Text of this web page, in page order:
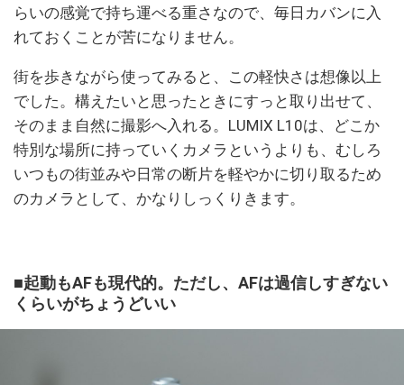
らいの感覚で持ち運べる重さなので、毎日カバンに入
れておくことが苦になりません。
街を歩きながら使ってみると、この軽快さは想像以上
でした。構えたいと思ったときにすっと取り出せて、
そのまま自然に撮影へ入れる。LUMIX L10は、どこか
特別な場所に持っていくカメラというよりも、むしろ
いつもの街並みや日常の断片を軽やかに切り取るため
のカメラとして、かなりしっくりきます。
■起動もAFも現代的。ただし、AFは過信しすぎない
くらいがちょうどいい